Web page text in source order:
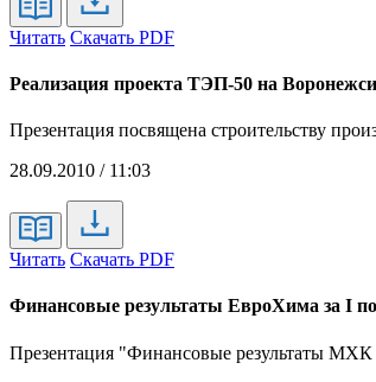
Читать Скачать PDF
Реализация проекта ТЭП-50 на
Презентация посвящена строительству
28.09.2010 / 11:03
Читать Скачать PDF
Финансовые результаты ЕвроХима за I
Презентация "Финансовые результаты